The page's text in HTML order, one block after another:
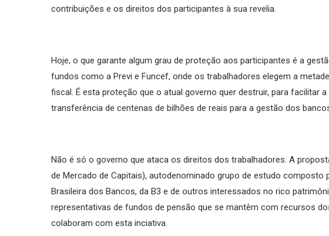
contribuições e os direitos dos participantes à sua revelia.
Hoje, o que garante algum grau de proteção aos participantes é a
fundos como a Previ e Funcef, onde os trabalhadores elegem a
fiscal. É esta proteção que o atual governo quer destruir, para facilitar
transferência de centenas de bilhões de reais para a gestão dos
Não é só o governo que ataca os direitos dos trabalhadores. A
de Mercado de Capitais), autodenominado grupo de estudo composto
Brasileira dos Bancos, da B3 e de outros interessados no rico
representativas de fundos de pensão que se mantêm com recursos
colaboram com esta inciativa.